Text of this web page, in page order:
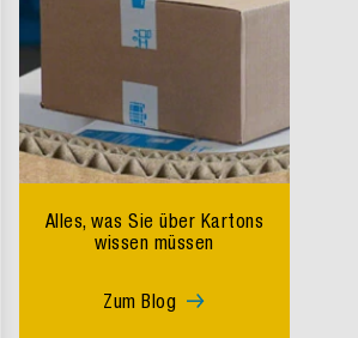
Alles, was Sie über Kartons
wissen müssen
Zum Blog